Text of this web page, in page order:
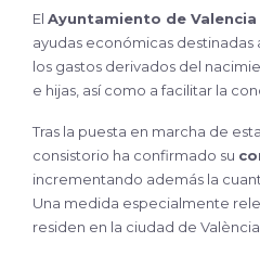
El Ayuntamiento de Valencia
ayudas económicas destinadas
los gastos derivados del
e hijas, así como a facilitar la
Tras la puesta en marcha de
consistorio ha confirmado su
incrementando además la
Una medida especialmente
residen en la ciudad de